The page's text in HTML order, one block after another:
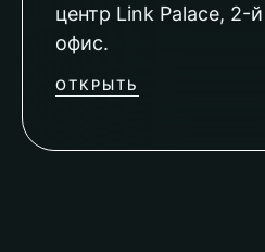
центр Link Palace, 2-
офис.
ОТКРЫТЬ